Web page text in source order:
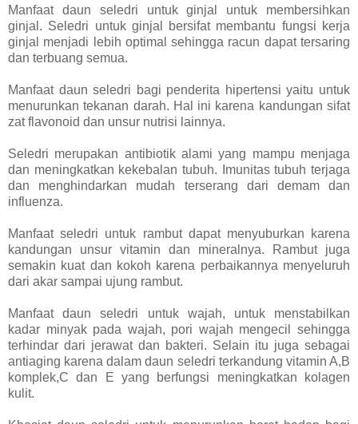
Manfaat daun seledri untuk ginjal untuk membersihkan
ginjal. Seledri untuk ginjal bersifat membantu fungsi kerja
ginjal menjadi lebih optimal sehingga racun dapat tersaring
dan terbuang semua.
Manfaat daun seledri bagi penderita hipertensi yaitu untuk
menurunkan tekanan darah. Hal ini karena kandungan sifat
zat flavonoid dan unsur nutrisi lainnya.
Seledri merupakan antibiotik alami yang mampu menjaga
dan meningkatkan kekebalan tubuh. Imunitas tubuh terjaga
dan menghindarkan mudah terserang dari demam dan
influenza.
Manfaat seledri untuk rambut dapat menyuburkan karena
kandungan unsur vitamin dan mineralnya. Rambut juga
semakin kuat dan kokoh karena perbaikannya menyeluruh
dari akar sampai ujung rambut.
Manfaat daun seledri untuk wajah, untuk menstabilkan
kadar minyak pada wajah, pori wajah mengecil sehingga
terhindar dari jerawat dan bakteri. Selain itu juga sebagai
antiaging karena dalam daun seledri terkandung vitamin A,B
komplek,C dan E yang berfungsi meningkatkan kolagen
kulit.